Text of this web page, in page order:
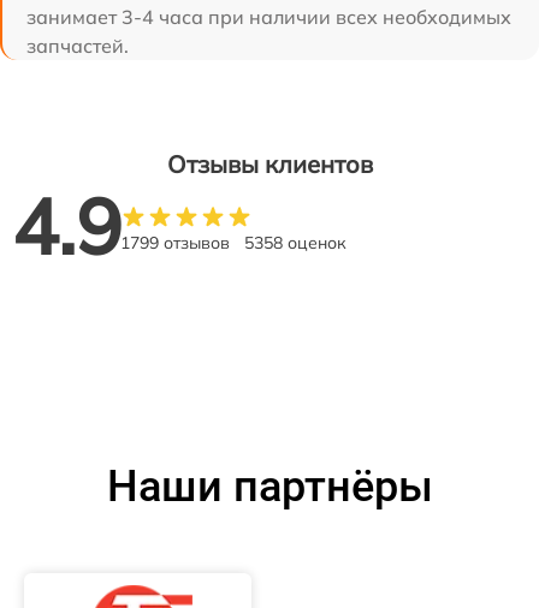
занимает 3-4 часа при наличии всех необходимых
запчастей.
Отзывы клиентов
4.91799 отзывов 5358 оценок
Наши партнёры